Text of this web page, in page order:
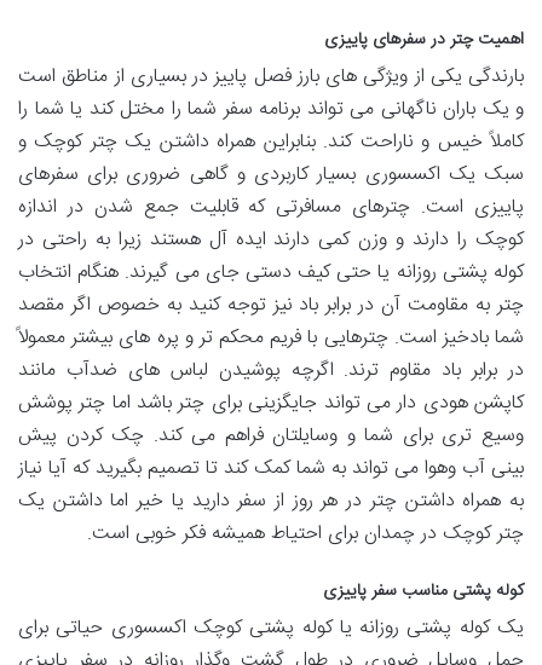
اهمیت چتر در سفرهای پاییزی
بارندگی یکی از ویژگی های بارز فصل پاییز در بسیاری از مناطق است
و یک باران ناگهانی می تواند برنامه سفر شما را مختل کند یا شما را
کاملاً خیس و ناراحت کند. بنابراین همراه داشتن یک چتر کوچک و
سبک یک اکسسوری بسیار کاربردی و گاهی ضروری برای سفرهای
پاییزی است. چترهای مسافرتی که قابلیت جمع شدن در اندازه
کوچک را دارند و وزن کمی دارند ایده آل هستند زیرا به راحتی در
کوله پشتی روزانه یا حتی کیف دستی جای می گیرند. هنگام انتخاب
چتر به مقاومت آن در برابر باد نیز توجه کنید به خصوص اگر مقصد
شما بادخیز است. چترهایی با فریم محکم تر و پره های بیشتر معمولاً
در برابر باد مقاوم ترند. اگرچه پوشیدن لباس های ضدآب مانند
کاپشن هودی دار می تواند جایگزینی برای چتر باشد اما چتر پوشش
وسیع تری برای شما و وسایلتان فراهم می کند. چک کردن پیش
بینی آب وهوا می تواند به شما کمک کند تا تصمیم بگیرید که آیا نیاز
به همراه داشتن چتر در هر روز از سفر دارید یا خیر اما داشتن یک
چتر کوچک در چمدان برای احتیاط همیشه فکر خوبی است.
کوله پشتی مناسب سفر پاییزی
یک کوله پشتی روزانه یا کوله پشتی کوچک اکسسوری حیاتی برای